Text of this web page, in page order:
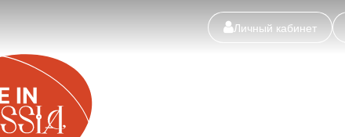
Личный кабинет